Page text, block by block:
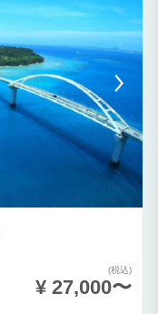
(税込)
¥ 27,000〜